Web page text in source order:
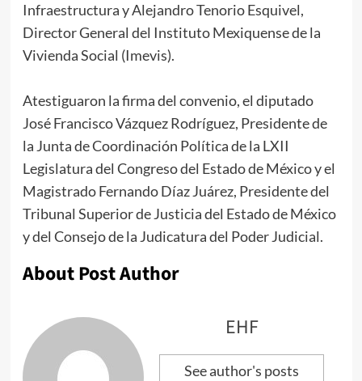
Infraestructura y Alejandro Tenorio Esquivel,
Director General del Instituto Mexiquense de la
Vivienda Social (Imevis).
Atestiguaron la firma del convenio, el diputado
José Francisco Vázquez Rodríguez, Presidente de
la Junta de Coordinación Política de la LXII
Legislatura del Congreso del Estado de México y el
Magistrado Fernando Díaz Juárez, Presidente del
Tribunal Superior de Justicia del Estado de México
y del Consejo de la Judicatura del Poder Judicial.
About Post Author
EHF
See author's posts